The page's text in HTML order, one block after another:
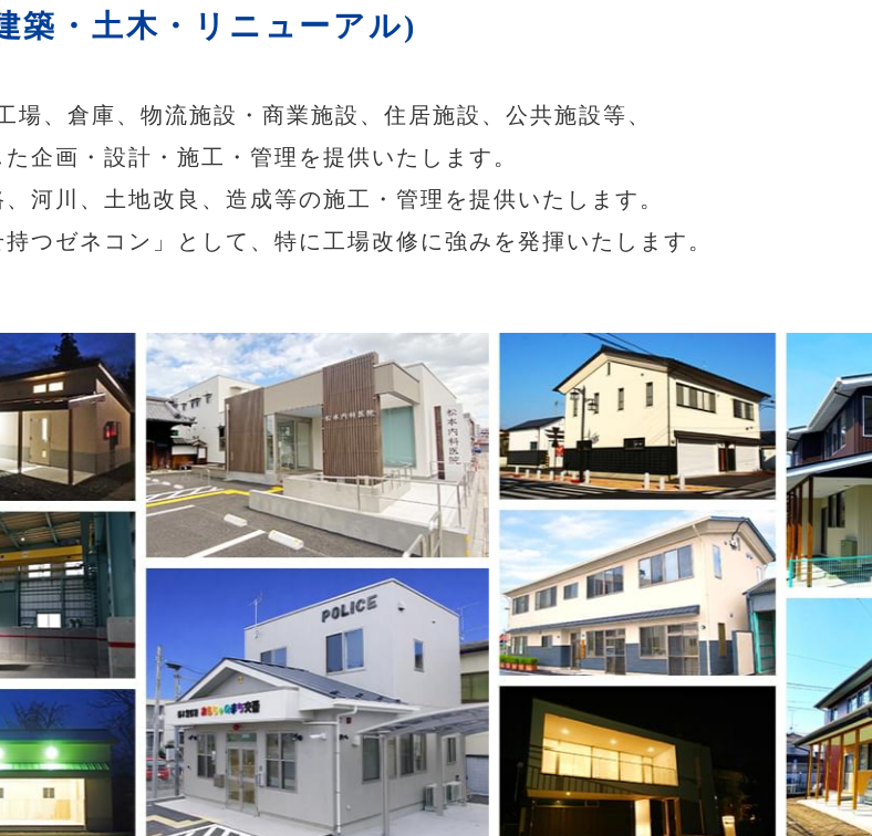
築・土木・リニューアル)
場、倉庫、物流施設・商業施設、住居施設、公共施設等、
企画・設計・施工・管理を提供いたします。
河川、土地改良、造成等の施工・管理を提供いたします。
つゼネコン」として、特に工場改修に強みを発揮いたします。